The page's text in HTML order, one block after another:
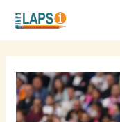
content